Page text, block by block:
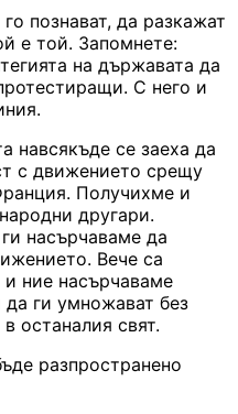
познават, да разкажат
е той. Запомнете:
на държавата да
С него и
навсякъде се заеха да
с движението срещу
Получихме и
другари.
насърчаваме да
Вече са
и ние насърчаваме
ги умножават без
останалия свят.
разпространено